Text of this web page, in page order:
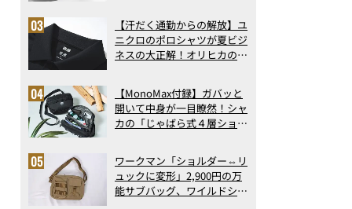
ト3】（2026年6月版）
【汗だく通勤からの解放】ユ
ニクロのポロシャツが夏ビジ
ネスの大正解！オリヒカの透
アの実力
【MonoMax付録】ガバッと
開いて中身が一目瞭然！シャ
カの「じゃばら式４層ショル
った！
ワークマン「ショルダー⇔リ
ュックに変形」2,900円の万
能サブバッグ、ワイルドシン